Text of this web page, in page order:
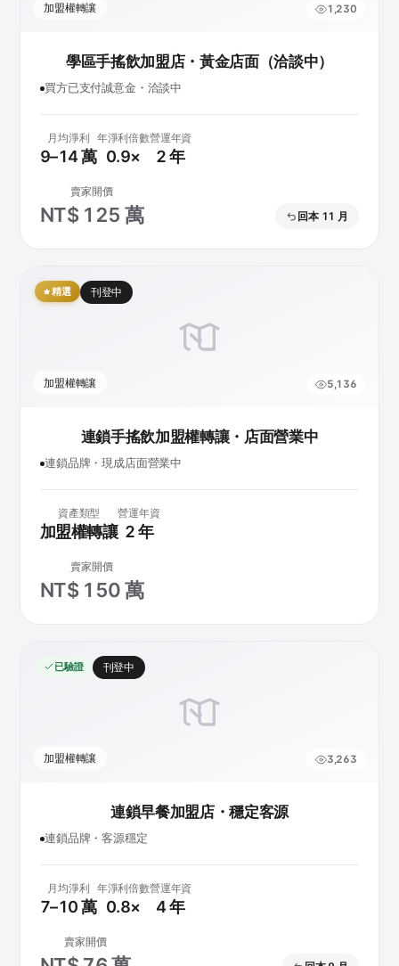
加盟權轉讓 1,230
學區手搖飲加盟店・黃金店面（洽談中）
買方已支付誠意金・洽談中
月均淨利
9–14 萬
年淨利倍數
0.9×
營運年資
2 年
賣家開價
NT$ 125 萬 回本 11 月
精選 刊登中
加盟權轉讓 5,136
連鎖手搖飲加盟權轉讓・店面營業中
連鎖品牌・現成店面營業中
資產類型
加盟權轉讓
營運年資
2 年
賣家開價
NT$ 150 萬
已驗證 刊登中
加盟權轉讓 3,263
連鎖早餐加盟店・穩定客源
連鎖品牌・客源穩定
月均淨利
7–10 萬
年淨利倍數
0.8×
營運年資
4 年
賣家開價